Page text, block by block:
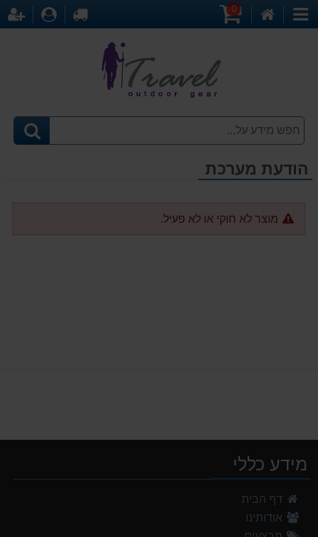
קטגוריות
0
לקופה
הודעת מערכת
מוצר לא חוקי או לא פעיל.
מידע כללי
דף הבית
אודותינו
449.00 ₪